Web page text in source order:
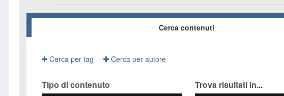
Cerca contenuti
Cerca per tag Cerca per autore
Tipo di contenuto Trova risultati in...